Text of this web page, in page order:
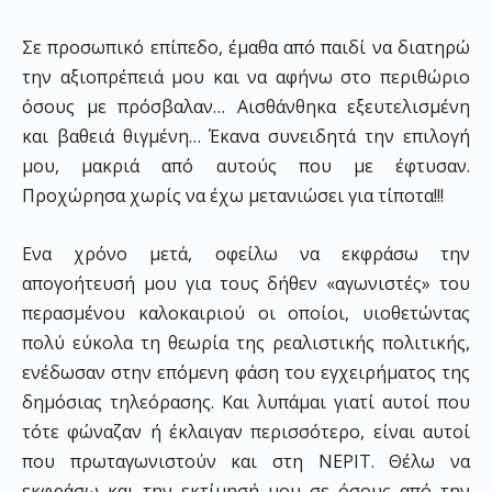
Σε προσωπικό επίπεδο, έμαθα από παιδί να διατηρώ
την αξιοπρέπειά μου και να αφήνω στο περιθώριο
όσους με πρόσβαλαν… Αισθάνθηκα εξευτελισμένη
και βαθειά θιγμένη… Έκανα συνειδητά την επιλογή
μου, μακριά από αυτούς που με έφτυσαν.
Προχώρησα χωρίς να έχω μετανιώσει για τίποτα!!!
Ενα χρόνο μετά, οφείλω να εκφράσω την
απογοήτευσή μου για τους δήθεν «αγωνιστές» του
περασμένου καλοκαιριού οι οποίοι, υιοθετώντας
πολύ εύκολα τη θεωρία της ρεαλιστικής πολιτικής,
ενέδωσαν στην επόμενη φάση του εγχειρήματος της
δημόσιας τηλεόρασης. Και λυπάμαι γιατί αυτοί που
τότε φώναζαν ή έκλαιγαν περισσότερο, είναι αυτοί
που πρωταγωνιστούν και στη ΝΕΡΙΤ. Θέλω να